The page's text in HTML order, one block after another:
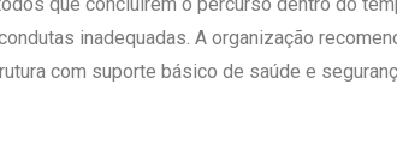
inadequadas. A organização
com suporte básico de saúde e